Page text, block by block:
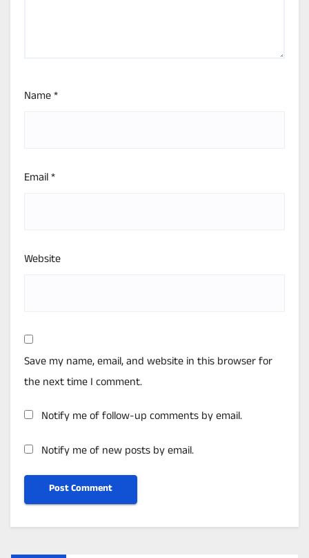
Name*
Email*
Website
Save my name, email, and website in this browser for
the next time I comment.
Notify me of follow-up comments by email.
Notify me of new posts by email.